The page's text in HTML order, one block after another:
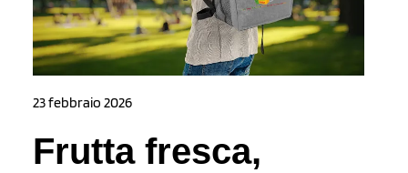
23 febbraio 2026
Frutta fresca,